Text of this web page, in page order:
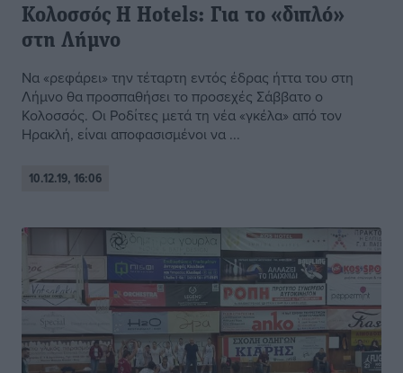
Κολοσσός H Hotels: Για το «διπλό»
στη Λήμνο
Να «ρεφάρει» την τέταρτη εντός έδρας ήττα του στη
Λήμνο θα προσπαθήσει το προσεχές Σάββατο ο
Κολοσσός. Οι Ροδίτες μετά τη νέα «γκέλα» από τον
Ηρακλή, είναι αποφασισμένοι να ...
10.12.19, 16:06